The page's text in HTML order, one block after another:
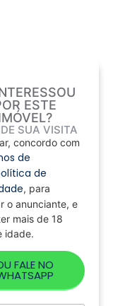
ESTE
SUA VISITA
concordo com
de
de
, para
o anunciante, e
mais de 18
idade.
FALE NO